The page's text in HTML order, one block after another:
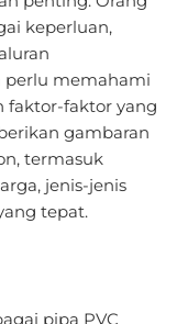
keperluan,
perlu memahami
faktor-faktor yang
gambaran
termasuk
jenis-jenis
tepat.
pipa PVC